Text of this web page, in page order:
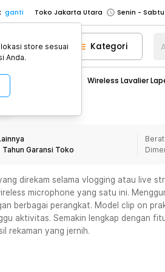
ganti Toko Jakarta Utara
Toko Tangerang
Toko Cikupa
Pick n Go Jakarta Barat
Senin -
Pick n Go Bekasi
Senin - Jumat
Senin - Jumat
Senin -
Senin -
Toko Tangerang
Toko Cikupa
Pick n Go Jakarta Barat
Senin -
Pick n Go Bekasi
Senin - Jumat
Kategori
Wireless Lavalier
Tahun Garansi Toko
direkam selama vlogging atau live
microphone yang satu ini.
berbagai perangkat. Model clip on
aktivitas. Semakin lengkap dengan
rekaman yang jernih.
lokasi store sesuai
Anda.